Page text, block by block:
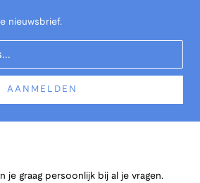
nieuwsbrief.
AANMELDEN
je graag persoonlijk bij al je vragen.